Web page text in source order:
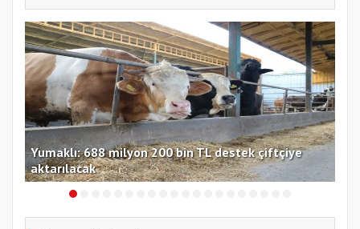
Yumaklı: 688 milyon 200 bin TL destek çiftçiye
aktarılacak